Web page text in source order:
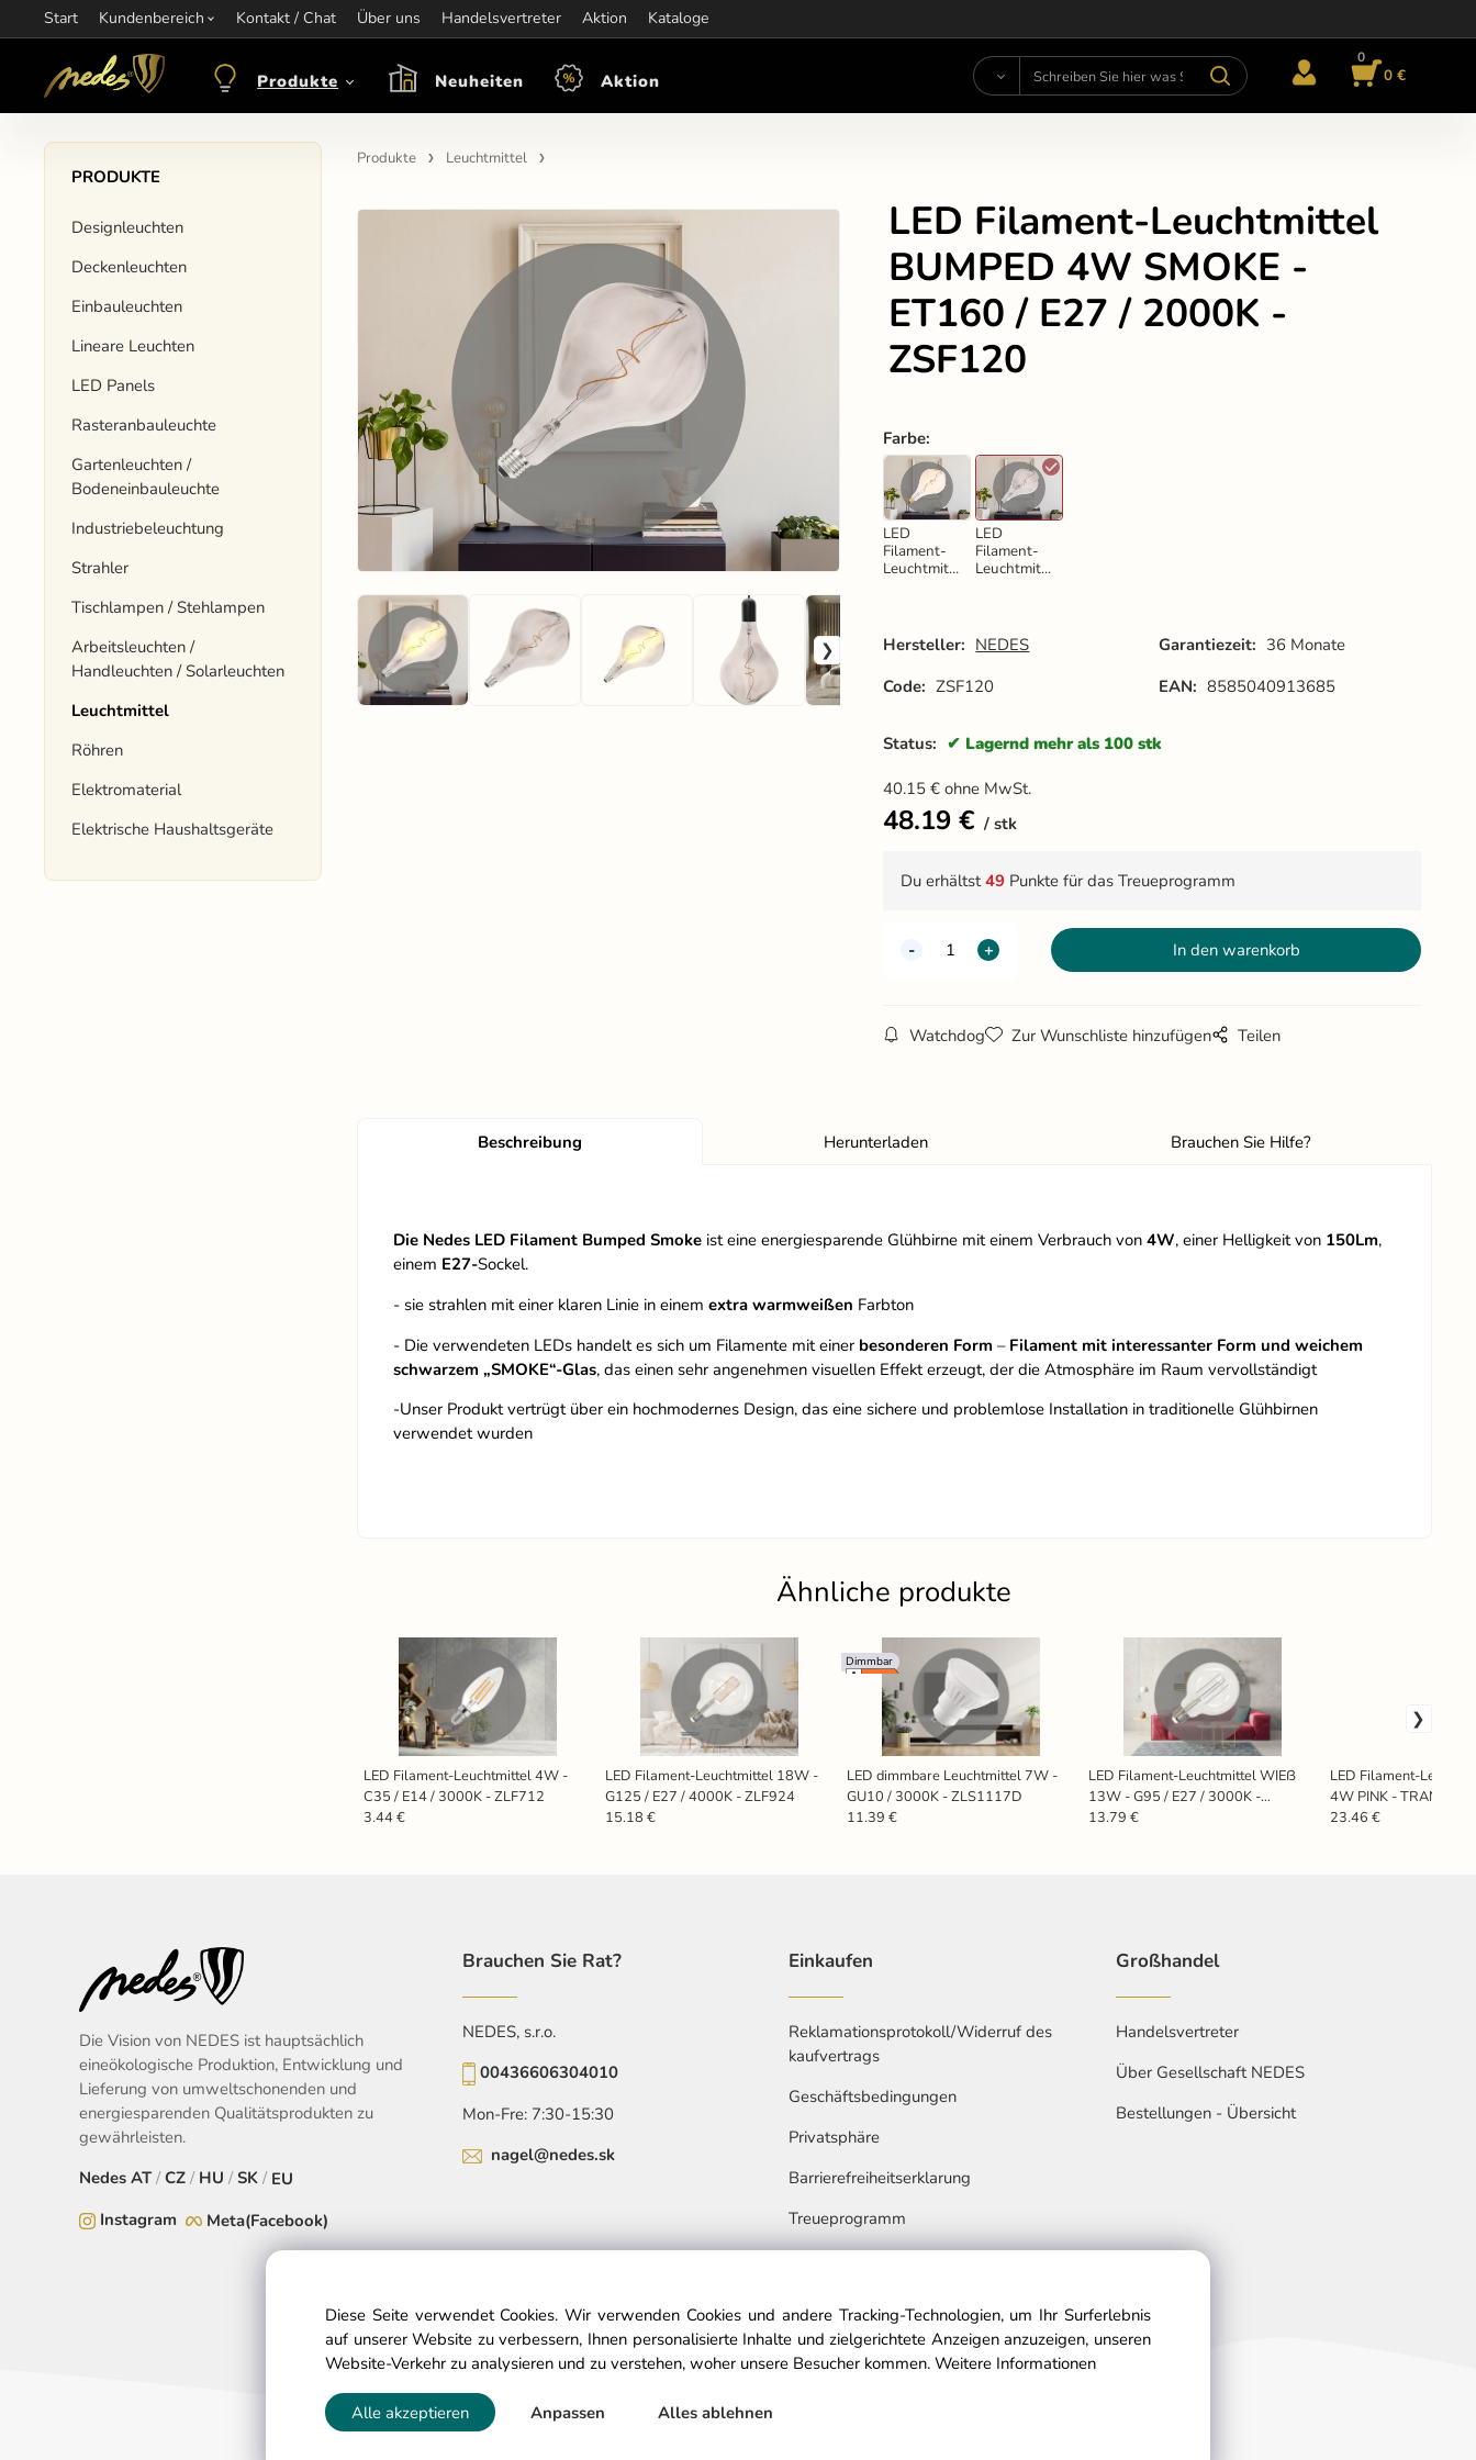
Start Kundenbereich Kontakt / Chat Über uns Handelsvertreter Aktion Kataloge
Information:nagel@nedes.sk Kontakt: 00436606304010 Öffnungszeiten:Mon-Fre: 7:30 - 15:30
Produkte Neuheiten Aktion
0
0 €
PRODUKTE
Designleuchten
Deckenleuchten
Einbauleuchten
Lineare Leuchten
LED Panels
Rasteranbauleuchte
Gartenleuchten /
Bodeneinbauleuchte
Industriebeleuchtung
Strahler
Tischlampen / Stehlampen
Arbeitsleuchten /
Handleuchten / Solarleuchten
Leuchtmittel
Röhren
Elektromaterial
Elektrische Haushaltsgeräte
Produkte Leuchtmittel
LED Filament-Leuchtmittel
BUMPED 4W SMOKE -
ET160 / E27 / 2000K -
ZSF120
Farbe:
LED
Filament-
Leuchtmitte
ET160 /
E27 /
ZSF119
LED
Filament-
Leuchtmitte
E27 /
2000K -
Hersteller: NEDES Garantiezeit: 36 Monate
Code: ZSF120 EAN: 8585040913685
Status: Lagernd mehr als 100 stk
40.15 €ohne MwSt.
48.19 € stk
Du erhältst49 Punkte für das Treueprogramm
Watchdog Zur Wunschliste hinzufügen Teilen
Beschreibung Herunterladen Brauchen Sie Hilfe?
Die Nedes LED Filament Bumped Smokeist eine energiesparende Glühbirne mit einem Verbrauch von4W, einer Helligkeit von150Lm,
einem E27-Sockel.
- sie strahlen mit einer klaren Linie in einem extra warmweißen Farbton
- Die verwendeten LEDs handelt es sich um Filamente mit einer besonderen Form– Filament mit interessanter Form und weichem
schwarzem „SMOKE“-Glas, das einen sehr angenehmen visuellen Effekt erzeugt, der die Atmosphäre im Raum vervollständigt
-Unser Produkt vertrügt über ein hochmodernes Design, das eine sichere und problemlose Installation in traditionelle Glühbirnen
verwendet wurden
Ähnliche produkte
LED Filament-Leuchtmittel 4W -
C35 / E14 / 3000K - ZLF712
3.44 €
LED Filament-Leuchtmittel 18W -
G125 / E27 / 4000K - ZLF924
15.18 €
LED dimmbare Leuchtmittel 7W -
GU10 / 3000K - ZLS1117D
Dimmbar
11.39 €
LED Filament-Leuchtmittel WIEß
13W - G95 / E27 / 3000K -
ZWF104
13.79 €
LED Filament-
4W PINK -
E27 / 2000K - ZSF124
23.46 €
Die Vision von NEDES ist hauptsächlich
eineökologische Produktion, Entwicklung und
Lieferung von umweltschonenden und
energiesparenden Qualitätsprodukten zu
gewährleisten.
Nedes AT / CZ / HU / SK / EU
Instagram
Meta(Facebook)
Brauchen Sie Rat?
NEDES, s.r.o.
00436606304010
Mon-Fre: 7:30-15:30
nagel@nedes.sk
Einkaufen
Reklamationsprotokoll/Widerruf des
kaufvertrags
Geschäftsbedingungen
Privatsphäre
Barrierefreiheitserklarung
Treueprogramm
Großhandel
Handelsvertreter
Über Gesellschaft NEDES
Bestellungen - Übersicht
Diese Seite verwendet Cookies. Wir verwenden Cookies und andere Tracking-Technologien, um Ihr Surferlebnis
auf unserer Website zu verbessern, Ihnen personalisierte Inhalte und zielgerichtete Anzeigen anzuzeigen, unseren
Website-Verkehr zu analysieren und zu verstehen, woher unsere Besucher kommen. Weitere Informationen
Alle akzeptieren Anpassen Alles ablehnen